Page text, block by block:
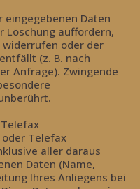
eingegebenen Daten
Löschung auffordern,
widerrufen oder der
(z. B. nach
Anfrage). Zwingende
oder Telefax
aller daraus
Daten (Name,
Ihres Anliegens bei